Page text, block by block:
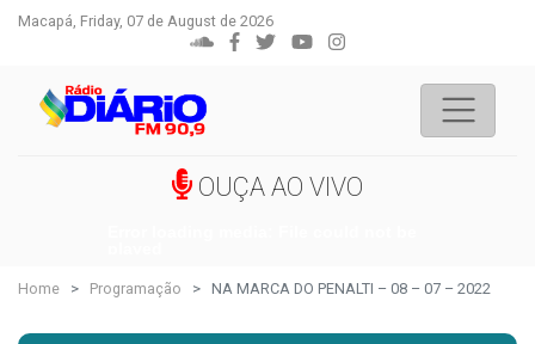
Macapá, Friday, 07 de August de 2026
OUÇA AO VIVO
Home Programação NA MARCA DO PENALTI – 08 – 07 – 2022